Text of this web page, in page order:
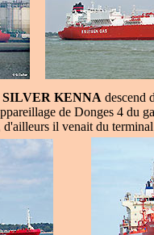
SILVER KENNA descend
de Donges 4 du
d'ailleurs il venait du